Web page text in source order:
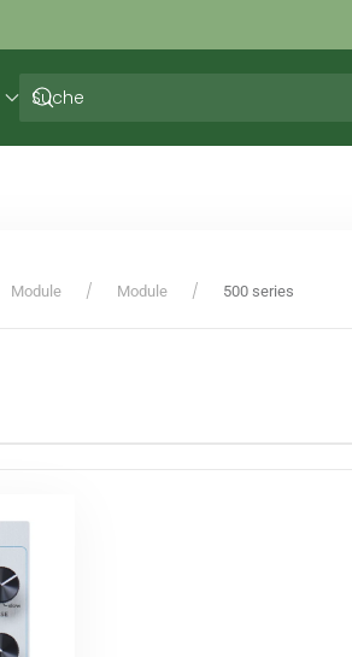
Module Module 500 series